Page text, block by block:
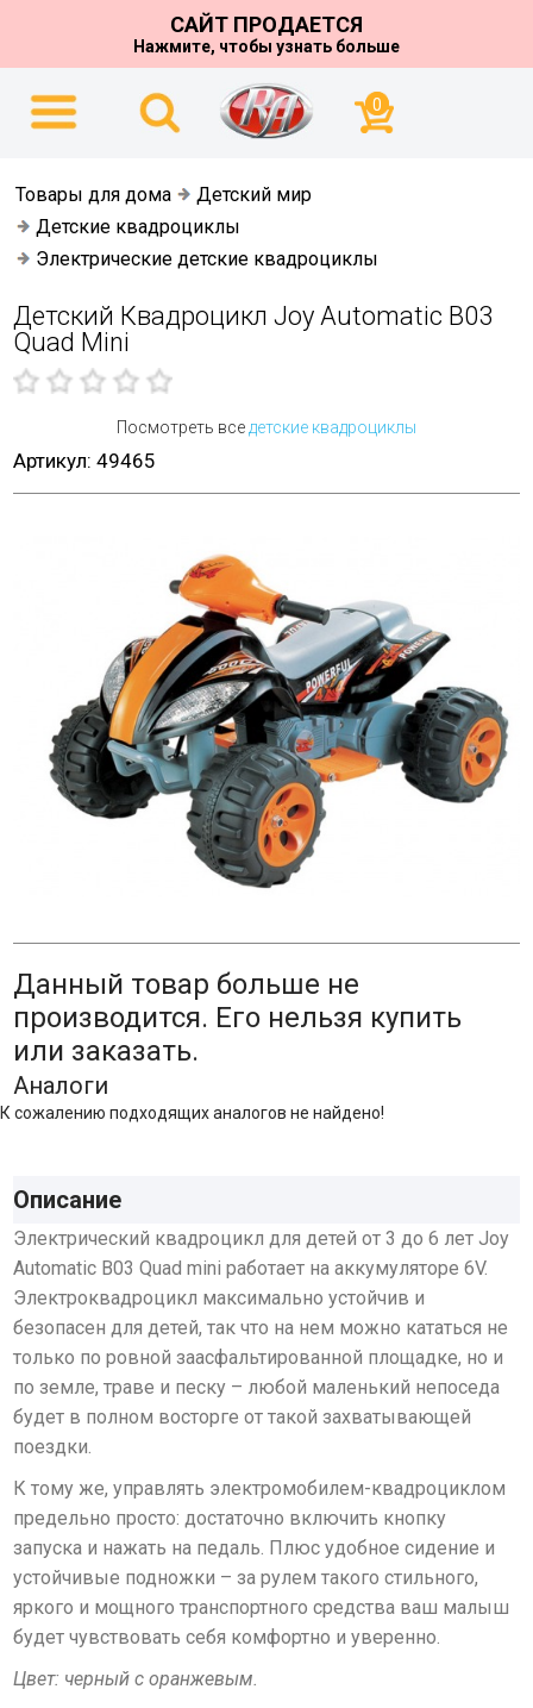
САЙТ ПРОДАЕТСЯ
Нажмите, чтобы узнать больше
0
Товары для дома
Детский мир
Детские квадроциклы
Электрические детские квадроциклы
Детский Квадроцикл Joy Automatic B03
Quad Mini
Посмотреть все детские квадроциклы
Артикул: 49465
Данный товар больше не
производится. Его нельзя купить
или заказать.
Аналоги
К сожалению подходящих аналогов не найдено!
Описание
Электрический квадроцикл для детей от 3 до 6 лет Joy
Automatic B03 Quad mini работает на аккумуляторе 6V.
Электроквадроцикл максимально устойчив и
безопасен для детей, так что на нем можно кататься не
только по ровной заасфальтированной площадке, но и
по земле, траве и песку – любой маленький непоседа
будет в полном восторге от такой захватывающей
поездки.
К тому же, управлять электромобилем-квадроциклом
предельно просто: достаточно включить кнопку
запуска и нажать на педаль. Плюс удобное сидение и
устойчивые подножки – за рулем такого стильного,
яркого и мощного транспортного средства ваш малыш
будет чувствовать себя комфортно и уверенно.
Цвет: черный с оранжевым.